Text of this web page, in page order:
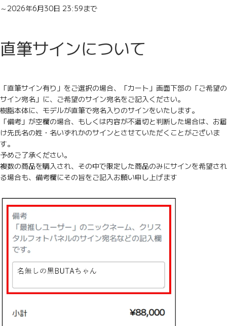
～2026年6月30日 23:59まで
直筆サインについて
「直筆サイン有り」をご選択の場合、「カート」画面下部の「ご希望の
サイン宛名」に、ご希望のサイン宛名をご記入ください。
樹脂本体に、モデルが直筆で宛名入りのサインをいたします。
「備考」が空欄の場合、もしくは内容が不適切と判断した場合は、お届
け先氏名の姓・名いずれかのサインとさせていただくことがございま
す。
予めご了承ください。
複数の商品を購入され、その中で限定した商品のみにサインを希望され
る場合も、備考欄にその旨をご記入お願い申し上げます